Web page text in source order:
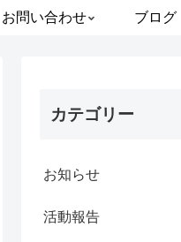
お問い合わせ ブログ
カテゴリー
お知らせ
活動報告